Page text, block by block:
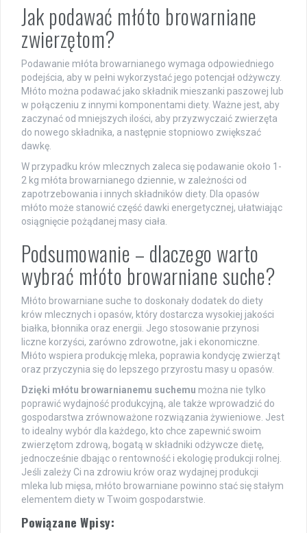
Jak podawać młóto browarniane
zwierzętom?
Podawanie młóta browarnianego wymaga odpowiedniego
podejścia, aby w pełni wykorzystać jego potencjał odżywczy.
Młóto można podawać jako składnik mieszanki paszowej lub
w połączeniu z innymi komponentami diety. Ważne jest, aby
zaczynać od mniejszych ilości, aby przyzwyczaić zwierzęta
do nowego składnika, a następnie stopniowo zwiększać
dawkę.
W przypadku krów mlecznych zaleca się podawanie około 1-
2 kg młóta browarnianego dziennie, w zależności od
zapotrzebowania i innych składników diety. Dla opasów
młóto może stanowić część dawki energetycznej, ułatwiając
osiągnięcie pożądanej masy ciała.
Podsumowanie – dlaczego warto
wybrać młóto browarniane suche?
Młóto browarniane suche to doskonały dodatek do diety
krów mlecznych i opasów, który dostarcza wysokiej jakości
białka, błonnika oraz energii. Jego stosowanie przynosi
liczne korzyści, zarówno zdrowotne, jak i ekonomiczne.
Młóto wspiera produkcję mleka, poprawia kondycję zwierząt
oraz przyczynia się do lepszego przyrostu masy u opasów.
Dzięki młótu browarnianemu suchemu można nie tylko
poprawić wydajność produkcyjną, ale także wprowadzić do
gospodarstwa zrównoważone rozwiązania żywieniowe. Jest
to idealny wybór dla każdego, kto chce zapewnić swoim
zwierzętom zdrową, bogatą w składniki odżywcze dietę,
jednocześnie dbając o rentowność i ekologię produkcji rolnej.
Jeśli zależy Ci na zdrowiu krów oraz wydajnej produkcji
mleka lub mięsa, młóto browarniane powinno stać się stałym
elementem diety w Twoim gospodarstwie.
Powiązane Wpisy: